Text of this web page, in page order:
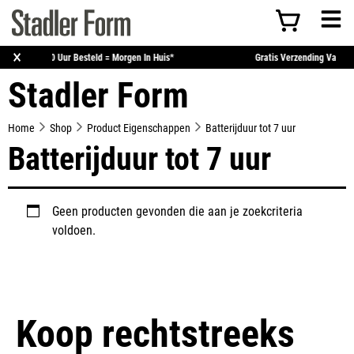
× Voor 15:00 Uur Besteld = Morgen In Huis* Gratis
Stadler Form
Home Shop Product Eigenschappen Batterijduur tot 7 uur
Batterijduur tot 7 uur
Geen producten gevonden die aan je zoekcriteria
voldoen.
Koop rechtstreeks